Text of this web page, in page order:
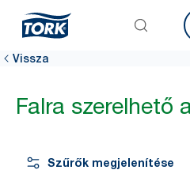
Vissza
Falra szerelhető
Szűrők megjelenítése